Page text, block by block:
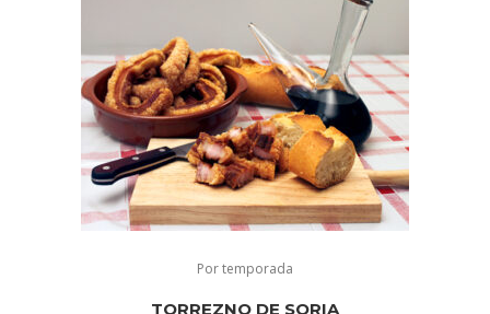
Por temporada
TORREZNO DE SORIA